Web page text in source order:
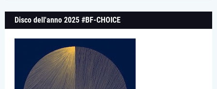
Disco dell'anno 2025 #BF-CHOICE